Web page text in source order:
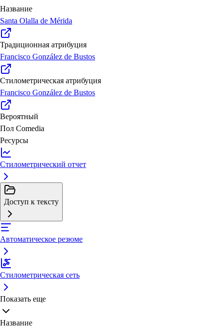
Название
Santa Olalla de Mérida
Традиционная атрибуция
Francisco González de Bustos
Стилометрическая атрибуция
Francisco González de Bustos
Вероятный
Пол Comedia
Ресурсы
Стилометрический отчет
Доступ к тексту
Автоматическое резюме
Стилометрическая сеть
Показать еще
Название